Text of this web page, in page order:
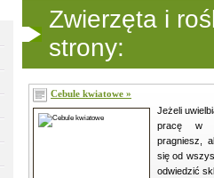
Zwierzęta i
strony:
Cebule kwiatowe »
Jeżeli
pracę w
pragniesz,
się od
odwiedzić